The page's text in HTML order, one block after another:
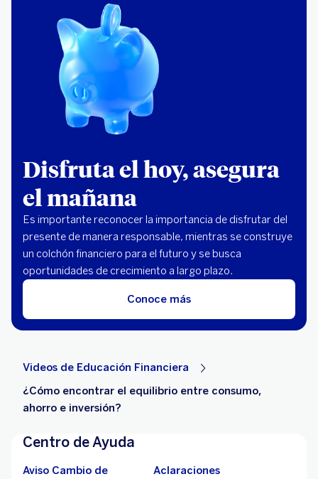
Disfruta el hoy, asegura
el mañana
Es importante reconocer la importancia de disfrutar del
presente de manera responsable, mientras se construye
un colchón financiero para el futuro y se busca
oportunidades de crecimiento a largo plazo.
Conoce más
Videos de Educación Financiera
¿Cómo encontrar el equilibrio entre consumo,
ahorro e inversión?
Centro de Ayuda
Aviso Cambio de
Aclaraciones